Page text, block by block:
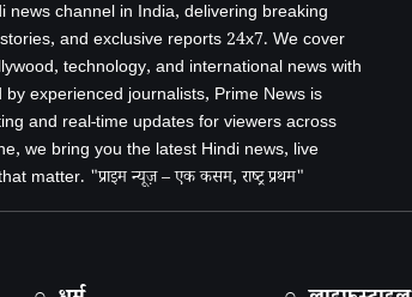
news channel in India, delivering breaking
and exclusive reports 24x7. We cover
technology, and international news with
experienced journalists, Prime News is
and real-time updates for viewers across
we bring you the latest Hindi news, live
"प्राइम न्यूज़ – एक कसम, राष्ट्र प्रथम"